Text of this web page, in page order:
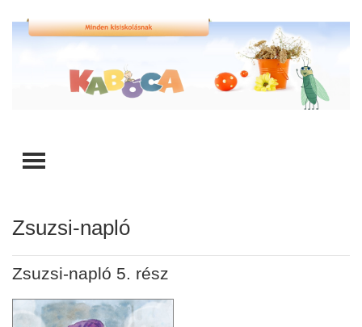
TOGGLE MENU
Zsuzsi-napló
Zsuzsi-napló 5. rész